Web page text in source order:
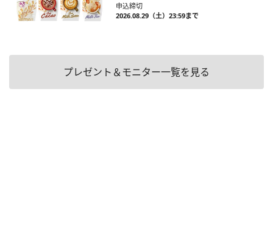
申込締切
2026.08.29（土）23:59まで
プレゼント＆モニター一覧を見る